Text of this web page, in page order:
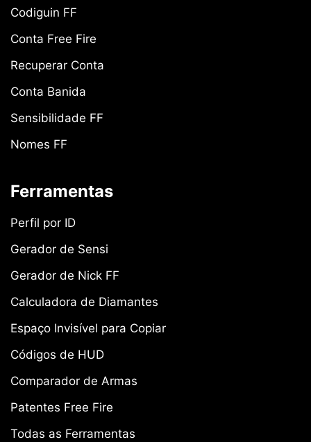
Codiguin FF
Conta Free Fire
Recuperar Conta
Conta Banida
Sensibilidade FF
Nomes FF
Ferramentas
Perfil por ID
Gerador de Sensi
Gerador de Nick FF
Calculadora de Diamantes
Espaço Invisível para Copiar
Códigos de HUD
Comparador de Armas
Patentes Free Fire
Todas as Ferramentas